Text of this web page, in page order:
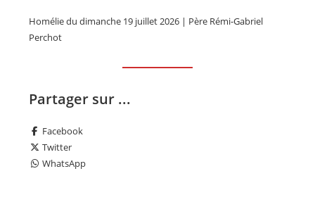
Homélie du dimanche 19 juillet 2026 | Père Rémi-Gabriel
Perchot
Partager sur ...
Facebook
Twitter
WhatsApp